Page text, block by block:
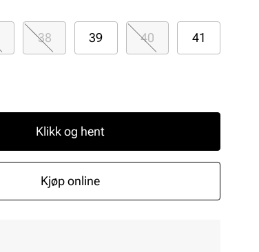
38 39 40 41
Klikk og hent
Kjøp online